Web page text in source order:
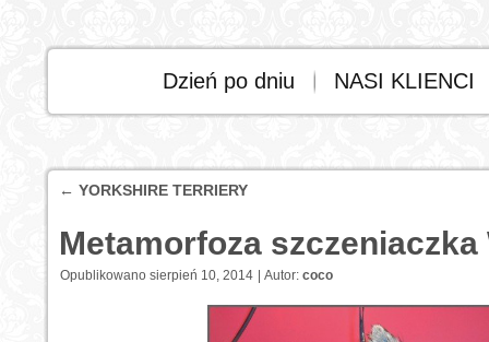
Dzień po dniu NASI KLIENCI
← YORKSHIRE TERRIERY
Metamorfoza szczeniaczka
Opublikowano sierpień 10, 2014 Autor: coco